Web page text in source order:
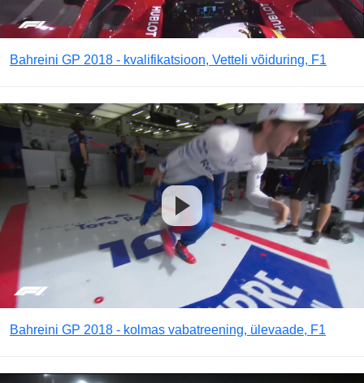
Bahreini GP 2018 - kvalifikatsioon, Vetteli võiduring, F1
Bahreini GP 2018 - kolmas vabatreening, ülevaade, F1